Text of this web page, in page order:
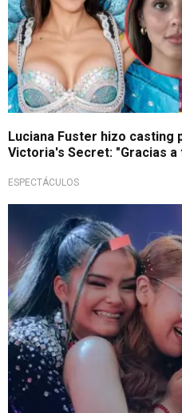
Luciana Fuster hizo casting
Victoria's Secret: "Gracias
ESPECTÁCULOS
Se une al grupo